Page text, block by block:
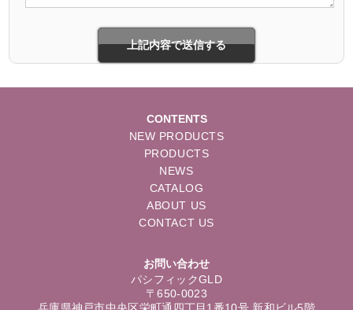
CONTENTS
NEW PRODUCTS
PRODUCTS
NEWS
CATALOG
ABOUT US
CONTACT US
お問い合わせ
パシフィックGLD
〒650-0023